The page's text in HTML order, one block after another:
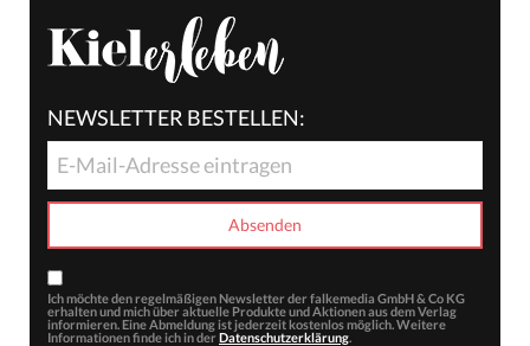
NEWSLETTER BESTELLEN:
Ich möchte den regelmäßigen Newsletter der falkemedia GmbH & Co KG
erhalten und mich über aktuelle Produkte und Aktionen aus dem Verlag
informieren. Eine Abmeldung ist jederzeit kostenlos möglich. Weitere
Informationen finde ich in der Datenschutzerklärung.